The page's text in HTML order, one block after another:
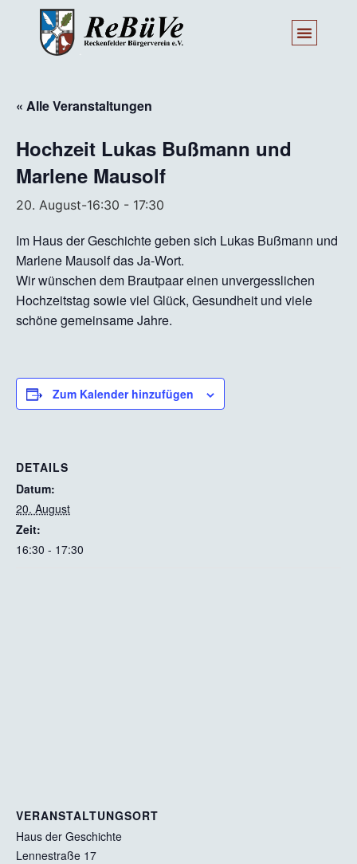
« Alle Veranstaltungen
Hochzeit Lukas Bußmann und
Marlene Mausolf
20. August-16:30 - 17:30
Im Haus der Geschichte geben sich Lukas Bußmann und
Marlene Mausolf das Ja-Wort.
Wir wünschen dem Brautpaar einen unvergesslichen
Hochzeitstag sowie viel Glück, Gesundheit und viele
schöne gemeinsame Jahre.
Zum Kalender hinzufügen
DETAILS
Datum:
20. August
Zeit:
16:30 - 17:30
VERANSTALTUNGSORT
Haus der Geschichte
Lennestraße 17